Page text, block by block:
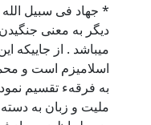
* جهاد فی سبیل
دیگر به معنی
میباشد . از جاییکه
اسلامیزم است و
به فرقهء تقسیم
ملیت و زبان به